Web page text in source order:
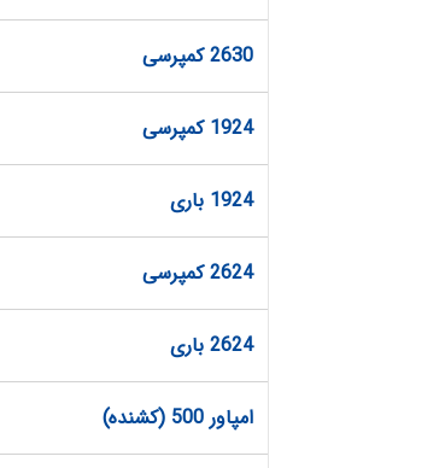
2630 کمپرسی
1924 کمپرسی
1924 باری
2624 کمپرسی
2624 باری
امپاور 500 (کشنده)